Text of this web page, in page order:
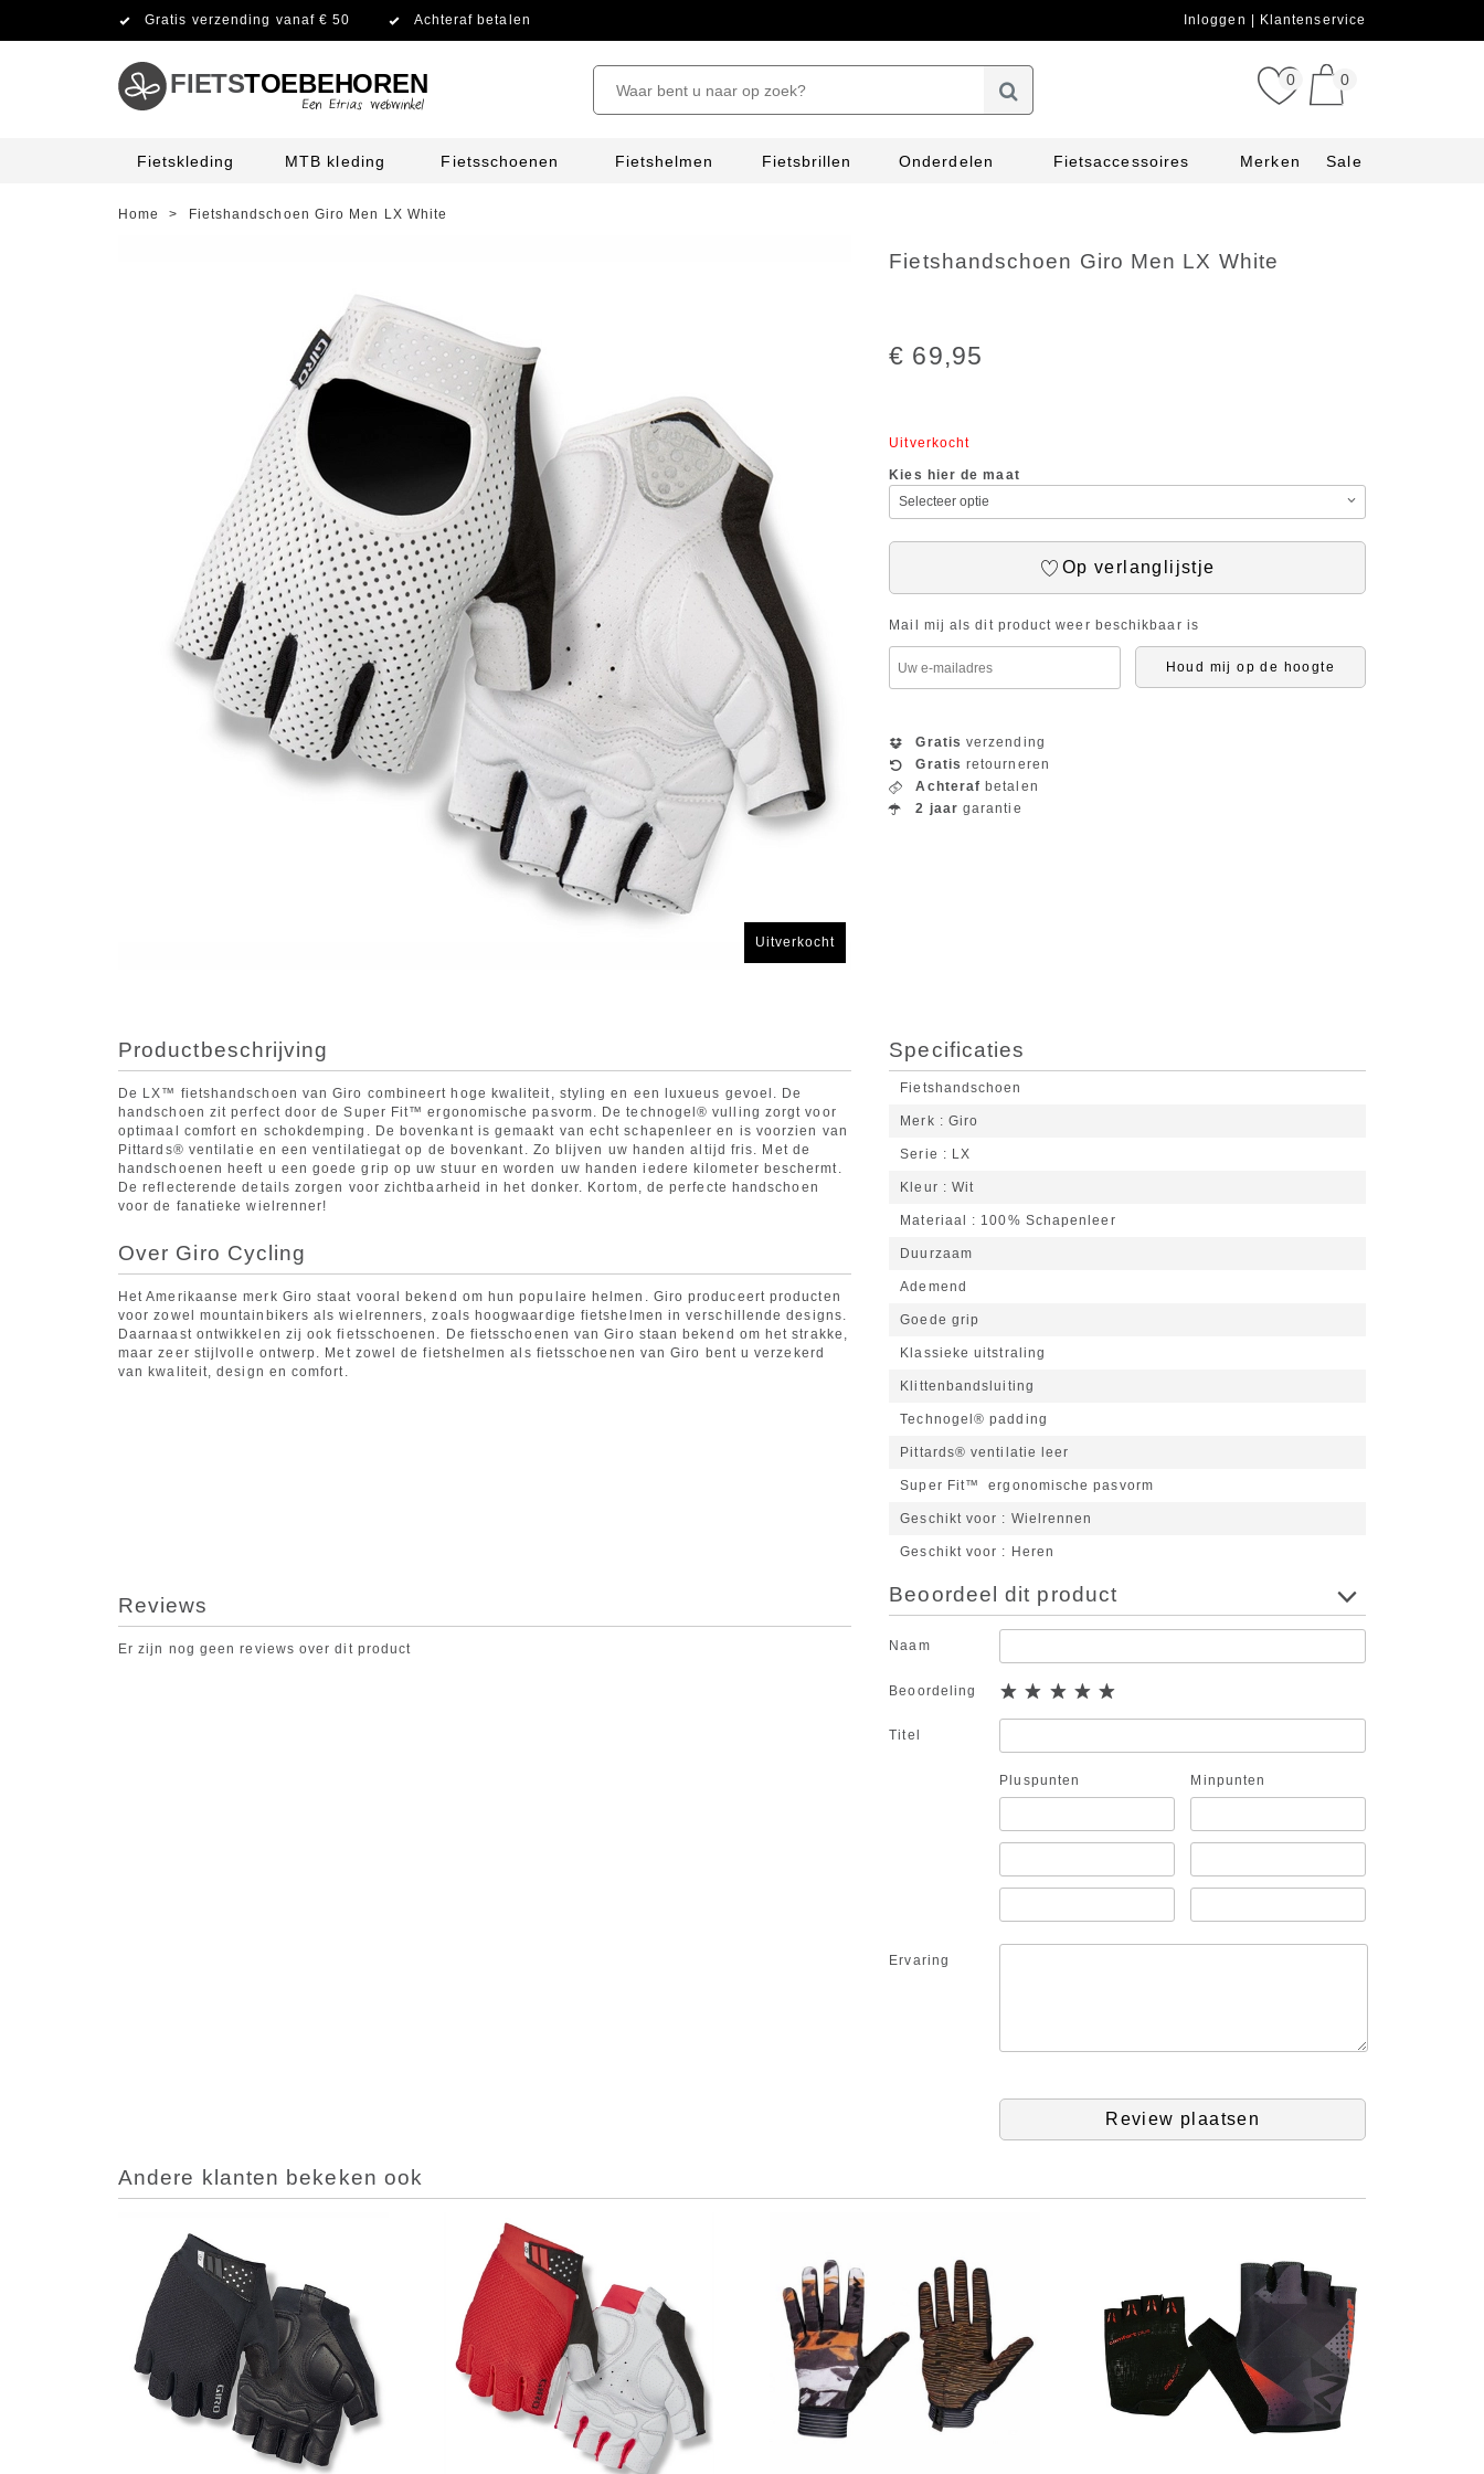
Gratis verzending vanaf € 50 Achteraf betalen Inloggen Klantenservice
FIETSTOEBEHOREN 0 0
Fietskleding MTB kleding Fietsschoenen Fietshelmen Fietsbrillen Onderdelen Fietsaccessoires Merken Sale
Home > Fietshandschoen Giro Men LX White
Uitverkocht
Fietshandschoen Giro Men LX White
€ 69,95
Uitverkocht
Kies hier de maat
Op verlanglijstje
Mail mij als dit product weer beschikbaar is
Houd mij op de hoogte
Gratis verzending
Gratis retourneren
Achteraf betalen
2 jaar garantie
Productbeschrijving
De LX™ fietshandschoen van Giro combineert hoge kwaliteit, styling en een luxueus gevoel. De
handschoen zit perfect door de Super Fit™ ergonomische pasvorm. De technogel® vulling zorgt voor
optimaal comfort en schokdemping. De bovenkant is gemaakt van echt schapenleer en is voorzien van
Pittards® ventilatie en een ventilatiegat op de bovenkant. Zo blijven uw handen altijd fris. Met de
handschoenen heeft u een goede grip op uw stuur en worden uw handen iedere kilometer beschermt.
De reflecterende details zorgen voor zichtbaarheid in het donker. Kortom, de perfecte handschoen
voor de fanatieke wielrenner!
Over Giro Cycling
Het Amerikaanse merk Giro staat vooral bekend om hun populaire helmen. Giro produceert producten
voor zowel mountainbikers als wielrenners, zoals hoogwaardige fietshelmen in verschillende designs.
Daarnaast ontwikkelen zij ook fietsschoenen. De fietsschoenen van Giro staan bekend om het strakke,
maar zeer stijlvolle ontwerp. Met zowel de fietshelmen als fietsschoenen van Giro bent u verzekerd
van kwaliteit, design en comfort.
Specificaties
Fietshandschoen
Merk Giro
Serie LX
Kleur Wit
Materiaal 100% Schapenleer
Duurzaam
Ademend
Goede grip
Klassieke uitstraling
Klittenbandsluiting
Technogel® padding
Pittards® ventilatie leer
Super Fit™ ergonomische pasvorm
Geschikt voor Wielrennen
Geschikt voor Heren
Reviews
Er zijn nog geen reviews over dit product
Beoordeel dit product
Naam
Beoordeling
Titel
Pluspunten Minpunten
Ervaring
Review plaatsen
Andere klanten bekeken ook